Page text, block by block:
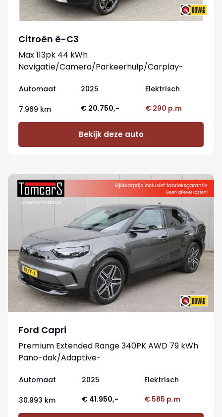
Citroën ë-C3
Max 113pk 44 kWh
Navigatie/Camera/Parkeerhulp/Carplay-
Automaat 2025 Elektrisch
7.969 km € 20.750,- € 290 p.m
Bekijk deze auto
Ford Capri
Premium Extended Range 340PK AWD 79 kWh
Pano-dak/Adaptive-
Automaat 2025 Elektrisch
30.993 km € 41.950,- € 585 p.m